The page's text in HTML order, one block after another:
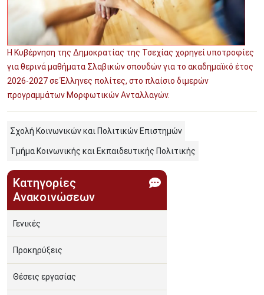
Η Κυβέρνηση της Δημοκρατίας της Τσεχίας χορηγεί υποτροφίες
για θερινά μαθήματα Σλαβικών σπουδών για το ακαδημαϊκό έτος
2026-2027 σε Έλληνες πολίτες, στο πλαίσιο διμερών
προγραμμάτων Μορφωτικών Ανταλλαγών.
Σχολή Κοινωνικών και Πολιτικών Επιστημών
Τμήμα Κοινωνικής και Εκπαιδευτικής Πολιτικής
Κατηγορίες
Ανακοινώσεων
Γενικές
Προκηρύξεις
Θέσεις εργασίας